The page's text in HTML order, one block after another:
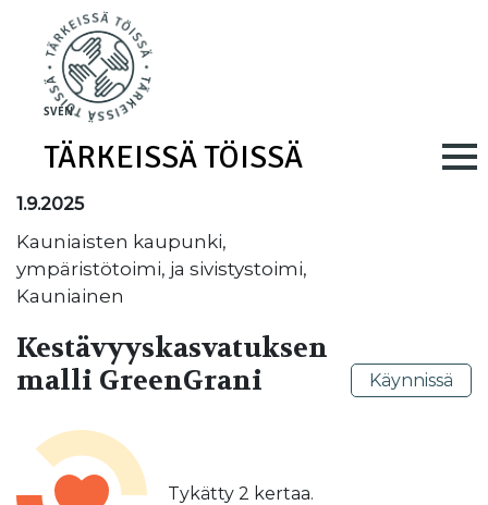
Skip to main content
SVEN
TÄRKEISSÄ TÖISSÄ Main
1.9.2025
Kauniaisten kaupunki,
ympäristötoimi, ja sivistystoimi,
Kauniainen
Kestävyyskasvatuksen
malli GreenGrani
Tykätty 2 kertaa.
Käynnissä